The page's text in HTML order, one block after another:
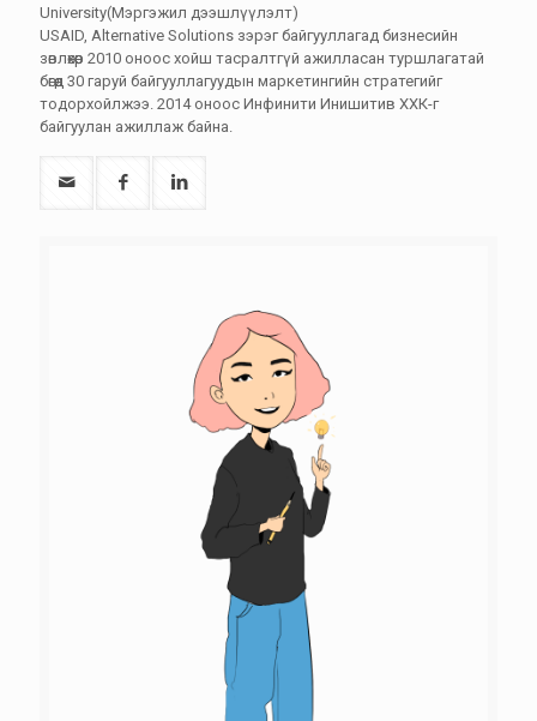
University(Мэргэжил дээшлүүлэлт)
USAID, Alternative Solutions зэрэг байгууллагад бизнесийн
зөвлөхөөр 2010 оноос хойш тасралтгүй ажилласан туршлагатай
бөгөөд 30 гаруй байгууллагуудын маркетингийн стратегийг
тодорхойлжээ. 2014 оноос Инфинити Инишитив ХХК-г
байгуулан ажиллаж байна.